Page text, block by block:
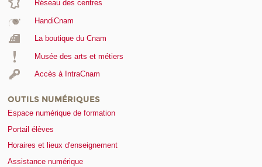
Réseau des centres
HandiCnam
La boutique du Cnam
Musée des arts et métiers
Accès à IntraCnam
OUTILS NUMÉRIQUES
Espace numérique de formation
Portail élèves
Horaires et lieux d'enseignement
Assistance numérique